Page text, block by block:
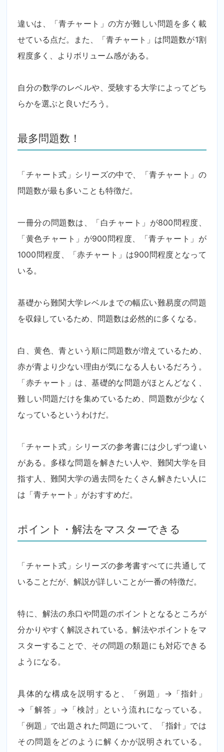
違いは、「青チャート」の方が難しい問題を多く載
せている点だ。また、「青チャート」は問題数が1割
程度多く、よりボリューム感がある。
自分の数学のレベルや、受験する大学によってどち
らかを選ぶと良いだろう。
最多問題数！
「チャート式」シリーズの中で、「青チャート」の
問題数が最も多いことも特徴だ。
一冊分の問題数は、「白チャート」が800問程度、
「黄色チャート」が900問程度、「青チャート」が
1000問程度、「赤チャート」は900問程度となって
いる。
基礎から難関大学レベルまでの幅広い難易度の問題
を収録しているため、問題数は必然的に多くなる。
白、黄色、青という順に問題数が増えているため、
赤が青より少ない理由が気になる人もいるだろう。
「赤チャート」は、基礎的な問題がほとんどなく、
難しい問題だけを集めているため、問題数が少なく
なっているというわけだ。
「チャート式」シリーズの参考書には少しずつ違い
がある。多様な問題を解きたい人や、難関大学を目
指す人、難関大学の過去問をたくさん解きたい人に
は「青チャート」がおすすめだ。
ポイント・解法をマスターできる
「チャート式」シリーズの参考書すべてに共通して
いることだが、解説が詳しいことが一番の特徴だ。
特に、解法の糸口や問題のポイントとなるところが
分かりやすく解説されている。解法やポイントをマ
スターすることで、その問題の類題にも対応できる
ようになる。
具体的な構成を説明すると、「例題」→「指針」
→「解答」→「検討」という流れになっている。
「例題」で出題された問題について、「指針」では
その問題をどのように解くかが説明されている。